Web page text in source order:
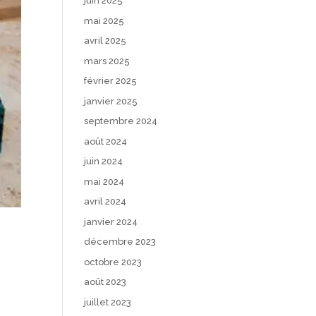
mai 2025
avril 2025
mars 2025
février 2025
janvier 2025
septembre 2024
août 2024
juin 2024
mai 2024
avril 2024
janvier 2024
décembre 2023
octobre 2023
août 2023
juillet 2023